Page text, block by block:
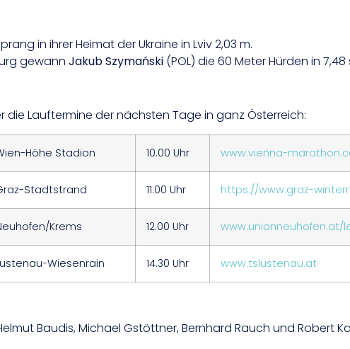
in ihrer Heimat der Ukraine in Lviv 2,03 m.
gewann Jakub Szymański(POL) die 60 Meter Hürden in 7,48
Lauftermine der nächsten Tage in ganz Österreich:
Höhe Stadion 10.00 Uhr www.vienna-
Stadtstrand 11.00 Uhr https://www.graz-
Krems 12.00 Uhr www.unionneuhofen.at/
Wiesenrain 14.30 Uhr www.tslustenau.at
Baudis, Michael Gstöttner, Bernhard Rauch und Robert